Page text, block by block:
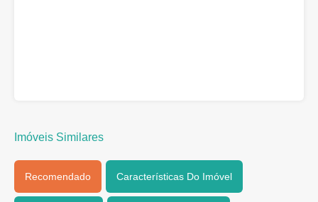
Imóveis Similares
Recomendado Características Do Imóvel